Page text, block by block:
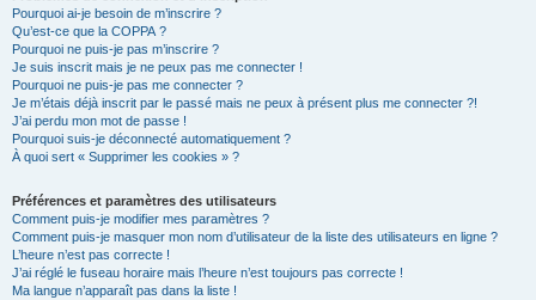
Pourquoi ai-je besoin de m’inscrire ?
Qu’est-ce que la COPPA ?
Pourquoi ne puis-je pas m’inscrire ?
Je suis inscrit mais je ne peux pas me connecter !
Pourquoi ne puis-je pas me connecter ?
Je m’étais déjà inscrit par le passé mais ne peux à présent plus me connecter ?!
J’ai perdu mon mot de passe !
Pourquoi suis-je déconnecté automatiquement ?
À quoi sert « Supprimer les cookies » ?
Préférences et paramètres des utilisateurs
Comment puis-je modifier mes paramètres ?
Comment puis-je masquer mon nom d’utilisateur de la liste des utilisateurs en ligne ?
L’heure n’est pas correcte !
J’ai réglé le fuseau horaire mais l’heure n’est toujours pas correcte !
Ma langue n’apparaît pas dans la liste !